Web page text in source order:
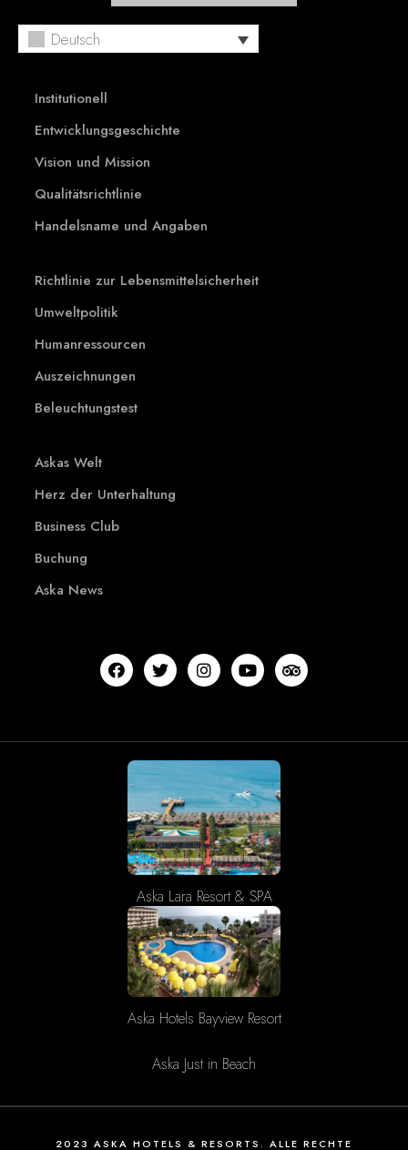
Deutsch
Institutionell
Entwicklungsgeschichte
Vision und Mission
Qualitätsrichtlinie
Handelsname und Angaben
Richtlinie zur Lebensmittelsicherheit
Umweltpolitik
Humanressourcen
Auszeichnungen
Beleuchtungstest
Askas Welt
Herz der Unterhaltung
Business Club
Buchung
Aska News
Aska Lara Resort & SPA
Aska Hotels Bayview Resort
Aska Just in Beach
2023 ASKA HOTELS & RESORTS. ALLE RECHTE